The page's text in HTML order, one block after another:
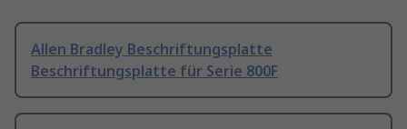
Allen Bradley Beschriftungsplatte
Beschriftungsplatte für Serie 800F